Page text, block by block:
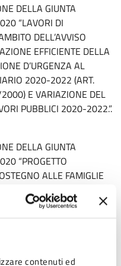
contenuti ed
DELLA GIUNTA
“LAVORI DI
DELL’AVVISO
EFFICIENTE DELLA
D’URGENZA AL
2020-2022 (ART.
E VARIAZIONE DEL
PUBBLICI 2020-2022.”.
DELLA GIUNTA
“PROGETTO
ALLE FAMIGLIE
PROMOSSO E
ROMAGNA
EUROPEO 2014-2020
GUIDA PERCORSO
SOGGETTI GESTORI